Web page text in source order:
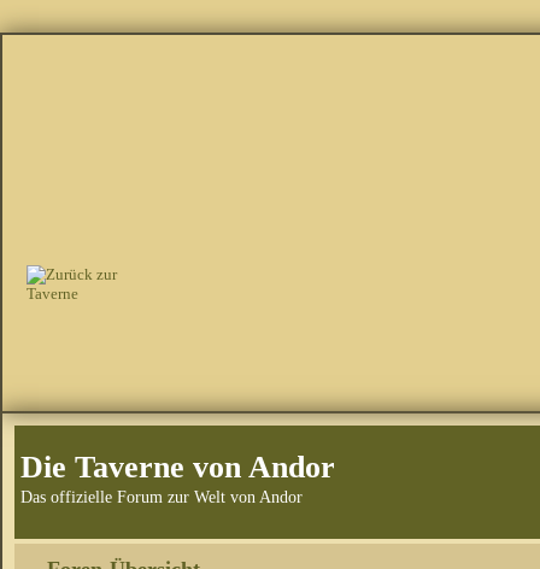
Die Taverne von Andor
Das offizielle Forum zur Welt von Andor